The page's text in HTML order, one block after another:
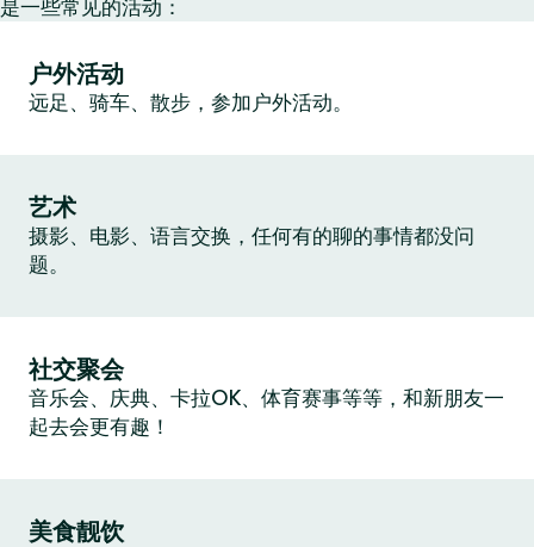
是一些常见的活动：
户外活动
远足、骑车、散步，参加户外活动。
艺术
摄影、电影、语言交换，任何有的聊的事情都没问
题。
社交聚会
音乐会、庆典、卡拉OK、体育赛事等等，和新朋友一
起去会更有趣！
美食靓饮